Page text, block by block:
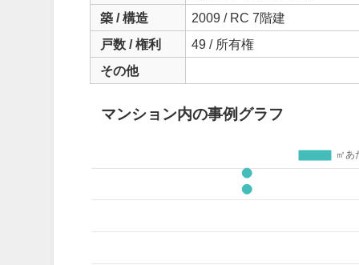
築 / 構造
2009 / RC 7階建
戸数 / 権利 49 / 所有権
その他
マンション内の事例グラフ